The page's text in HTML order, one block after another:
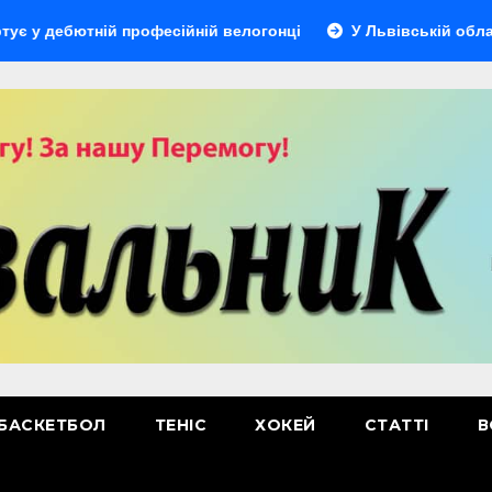
професійній велогонці У Львівській області
ТЕНІС ХОКЕЙ СТАТТІ